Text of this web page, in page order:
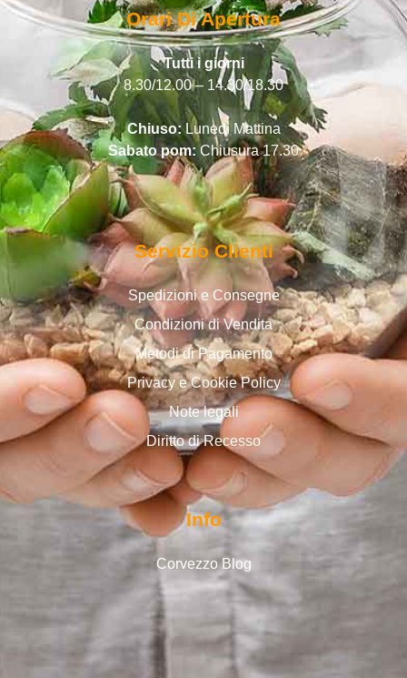
Orari Di Apertura
Tutti i giorni
8.30/12.00 – 14.30/18.30
Chiuso:Lunedì Mattina
Sabato pom:Chiusura 17.30
Servizio Clienti
Spedizioni e Consegne
Condizioni di Vendita
Metodi di Pagamento
Privacy e Cookie Policy
Note legali
Diritto di Recesso
Info
Corvezzo Blog